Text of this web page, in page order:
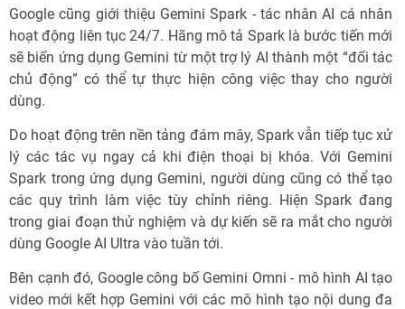
Google cũng giới thiệu Gemini Spark - tác nhân AI cá nhân
hoạt động liên tục 24/7. Hãng mô tả Spark là bước tiến mới
sẽ biến ứng dụng Gemini từ một trợ lý AI thành một “đối tác
chủ động” có thể tự thực hiện công việc thay cho người
dùng.
Do hoạt động trên nền tảng đám mây, Spark vẫn tiếp tục xử
lý các tác vụ ngay cả khi điện thoại bị khóa. Với Gemini
Spark trong ứng dụng Gemini, người dùng cũng có thể tạo
các quy trình làm việc tùy chỉnh riêng. Hiện Spark đang
trong giai đoạn thử nghiệm và dự kiến sẽ ra mắt cho người
dùng Google AI Ultra vào tuần tới.
Bên cạnh đó, Google công bố Gemini Omni - mô hình AI tạo
video mới kết hợp Gemini với các mô hình tạo nội dung đa